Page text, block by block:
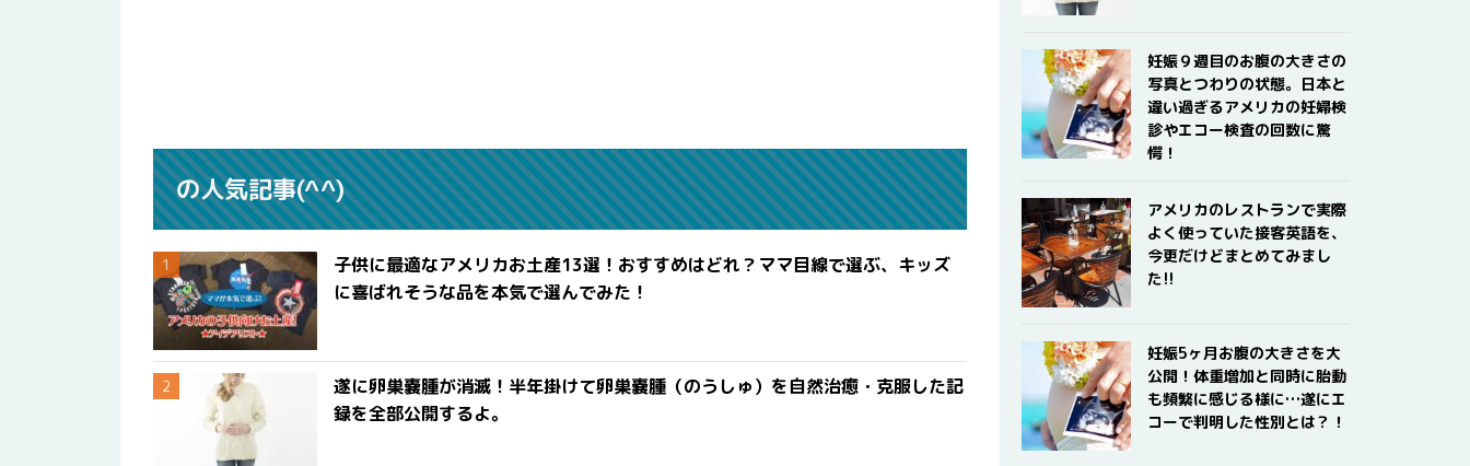
の人気記事(^^)
子供に最適なアメリカお土産13選！おすすめはどれ？ママ目線で選ぶ、キッズ
に喜ばれそうな品を本気で選んでみた！
遂に卵巣嚢腫が消滅！半年掛けて卵巣嚢腫（のうしゅ）を自然治癒・克服した記
録を全部公開するよ。
妊娠９週目のお腹の大きさの
写真とつわりの状態。日本と
違い過ぎるアメリカの妊婦検
診やエコー検査の回数に驚
愕！
アメリカのレストランで実際
よく使っていた接客英語を、
今更だけどまとめてみまし
た!!
妊娠5ヶ月お腹の大きさを大
公開！体重増加と同時に胎動
も頻繁に感じる様に…遂にエ
コーで判明した性別とは？！